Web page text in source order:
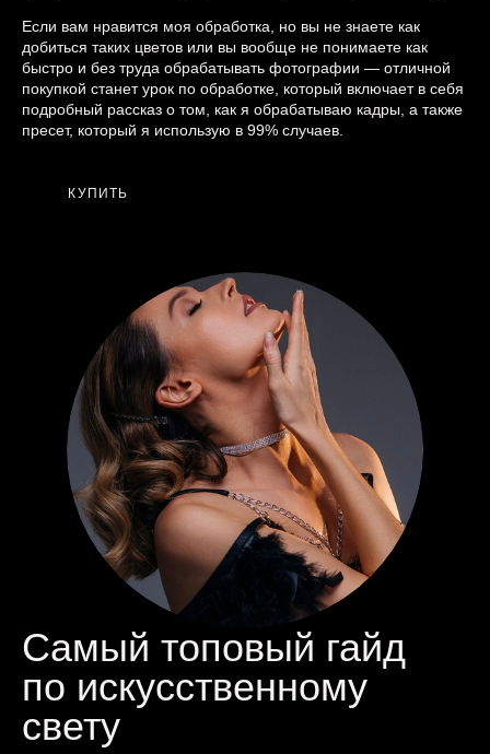
Если вам нравится моя обработка, но вы не знаете как
добиться таких цветов или вы вообще не понимаете как
быстро и без труда обрабатывать фотографии — отличной
покупкой станет урок по обработке, который включает в себя
подробный рассказ о том, как я обрабатываю кадры, а также
пресет, который я использую в 99% случаев.
КУПИТЬ
Самый топовый гайд
по искусственному
свету